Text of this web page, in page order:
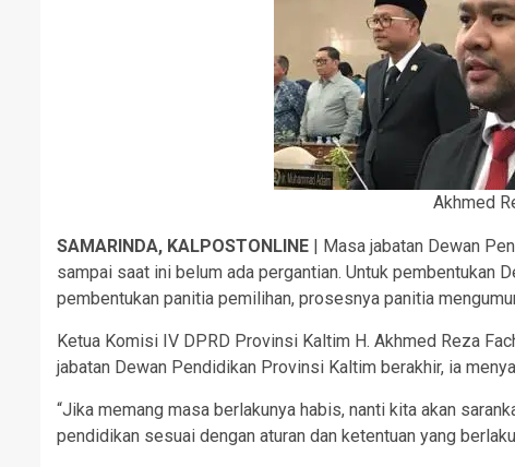
Akhmed
SAMARINDA, KALPOSTONLINE | Masa jabatan Dewan
sampai saat ini belum ada pergantian. Untuk pembentukan
pembentukan panitia pemilihan, prosesnya panitia
Ketua Komisi IV DPRD Provinsi Kaltim H. Akhmed Reza
jabatan Dewan Pendidikan Provinsi Kaltim berakhir, ia
“Jika memang masa berlakunya habis, nanti kita akan
pendidikan sesuai dengan aturan dan ketentuan yang